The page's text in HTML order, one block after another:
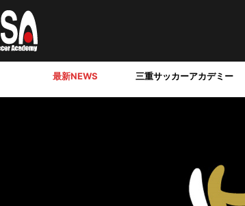
最新NEWS 三重サッカーアカデミー